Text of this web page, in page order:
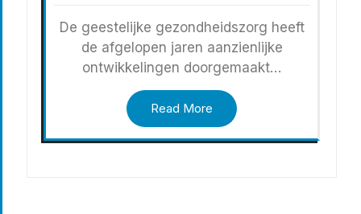
De geestelijke gezondheidszorg heeft
de afgelopen jaren aanzienlijke
ontwikkelingen doorgemaakt…
Read More